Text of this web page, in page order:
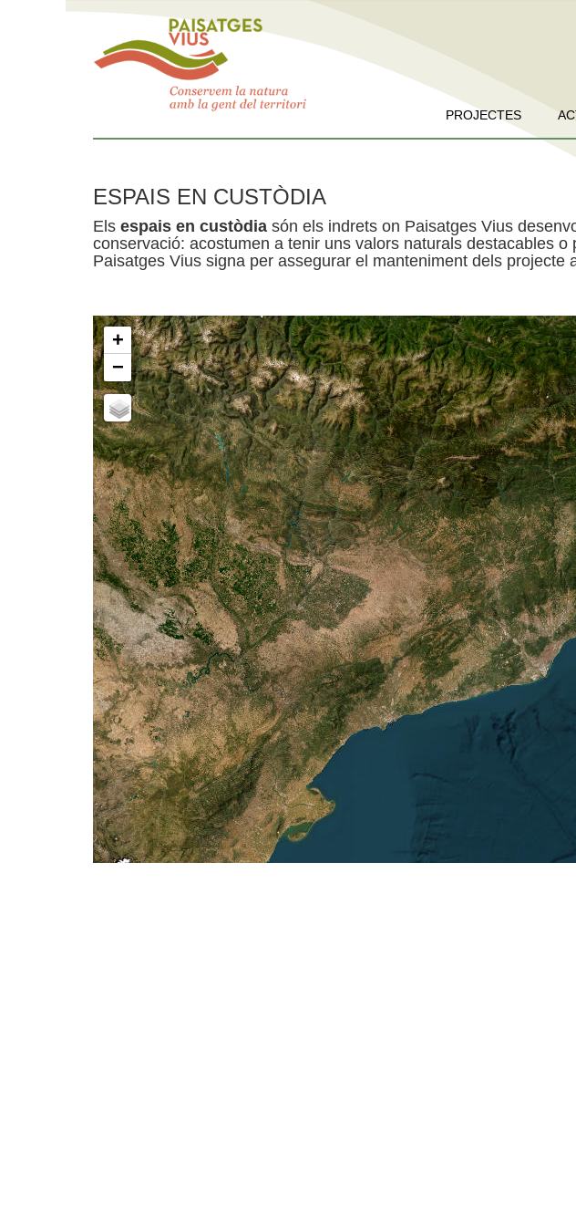
PROJECTES
ESPAIS EN CUSTÒDIA
Els espais en custòdia són els indrets on Paisatges Vius
conservació: acostumen a tenir uns valors naturals destacables
Paisatges Vius signa per assegurar el manteniment dels projecte
+
−